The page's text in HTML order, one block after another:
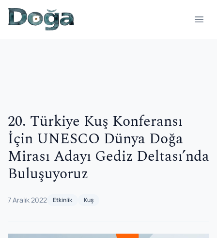
İçeriğe geç
20. Türkiye Kuş Konferansı
İçin UNESCO Dünya Doğa
Mirası Adayı Gediz Deltası’nda
Buluşuyoruz
7 Aralık 2022 Etkinlik Kuş